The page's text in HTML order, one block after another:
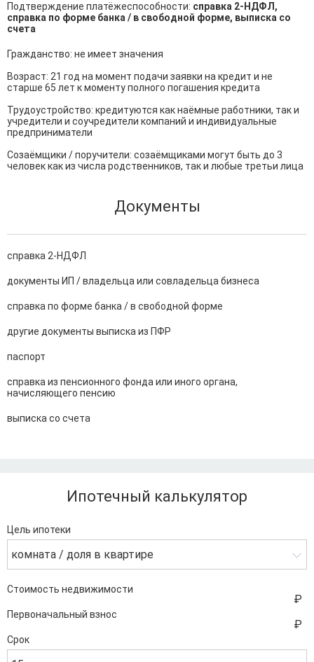
Подтверждение платёжеспособности: справка 2-НДФЛ,
справка по форме банка / в свободной форме, выписка со
счета
Гражданство: не имеет значения
Возраст: 21 год на момент подачи заявки на кредит и не
старше 65 лет к моменту полного погашения кредита
Трудоустройство: кредитуются как наёмные работники, так и
учредители и соучредители компаний и индивидуальные
предприниматели
Созаёмщики / поручители: созаёмщиками могут быть до 3
человек как из числа родственников, так и любые третьи лица
Документы
справка 2-НДФЛ
документы ИП / владельца или совладельца бизнеса
справка по форме банка / в свободной форме
другие документы выписка из ПФР
паспорт
справка из пенсионного фонда или иного органа,
начисляющего пенсию
выписка со счета
Ипотечный калькулятор
Цель ипотеки
комната / доля в квартире
Стоимость недвижимости
Первоначальный взнос
Срок